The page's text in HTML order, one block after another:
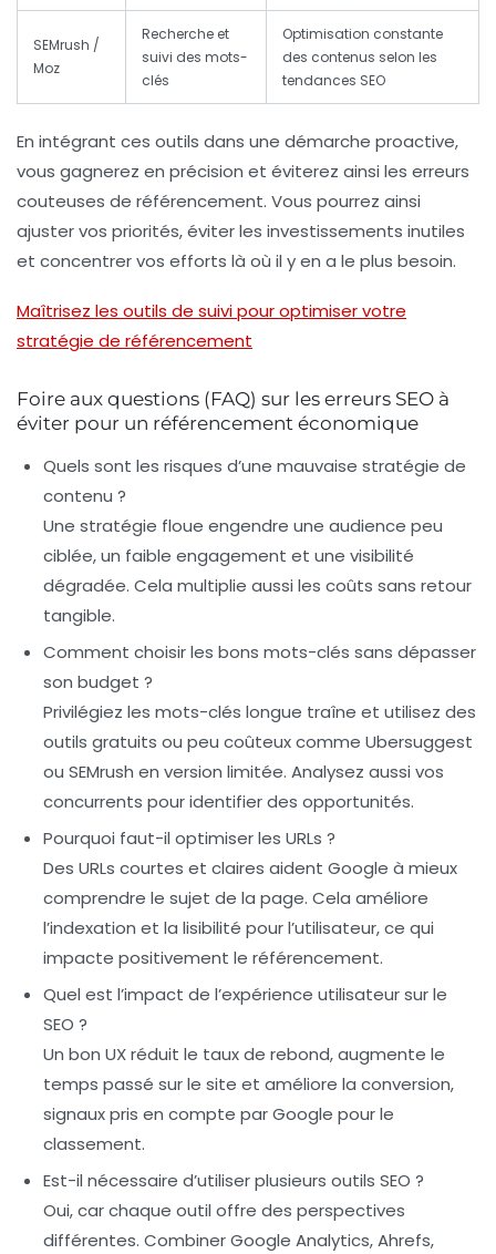
SEMrush /
Moz
Recherche et
suivi des mots-
clés
Optimisation constante
des contenus selon les
tendances SEO
En intégrant ces outils dans une démarche proactive,
vous gagnerez en précision et éviterez ainsi les erreurs
couteuses de référencement. Vous pourrez ainsi
ajuster vos priorités, éviter les investissements inutiles
et concentrer vos efforts là où il y en a le plus besoin.
Maîtrisez les outils de suivi pour optimiser votre
stratégie de référencement
Foire aux questions (FAQ) sur les erreurs SEO à
éviter pour un référencement économique
Quels sont les risques d’une mauvaise stratégie de
contenu ?
Une stratégie floue engendre une audience peu
ciblée, un faible engagement et une visibilité
dégradée. Cela multiplie aussi les coûts sans retour
tangible.
Comment choisir les bons mots-clés sans dépasser
son budget ?
Privilégiez les mots-clés longue traîne et utilisez des
outils gratuits ou peu coûteux comme Ubersuggest
ou SEMrush en version limitée. Analysez aussi vos
concurrents pour identifier des opportunités.
Pourquoi faut-il optimiser les URLs ?
Des URLs courtes et claires aident Google à mieux
comprendre le sujet de la page. Cela améliore
l’indexation et la lisibilité pour l’utilisateur, ce qui
impacte positivement le référencement.
Quel est l’impact de l’expérience utilisateur sur le
SEO ?
Un bon UX réduit le taux de rebond, augmente le
temps passé sur le site et améliore la conversion,
signaux pris en compte par Google pour le
classement.
Est-il nécessaire d’utiliser plusieurs outils SEO ?
Oui, car chaque outil offre des perspectives
différentes. Combiner Google Analytics, Ahrefs,